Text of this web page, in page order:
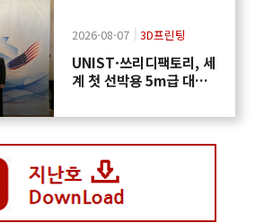
2026-08-07 3D프린팅
UNIST·쓰리디팩토리, 세
계 첫 선박용 5m급 대형